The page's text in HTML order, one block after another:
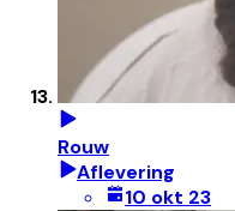
Rouw
Aflevering
10 okt 23